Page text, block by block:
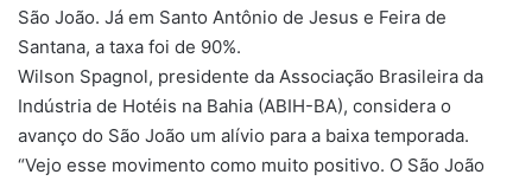
São João. Já em Santo Antônio de Jesus e Feira de
Santana, a taxa foi de 90%.
Wilson Spagnol, presidente da Associação Brasileira da
Indústria de Hotéis na Bahia (ABIH-BA), considera o
avanço do São João um alívio para a baixa temporada.
“Vejo esse movimento como muito positivo. O São João